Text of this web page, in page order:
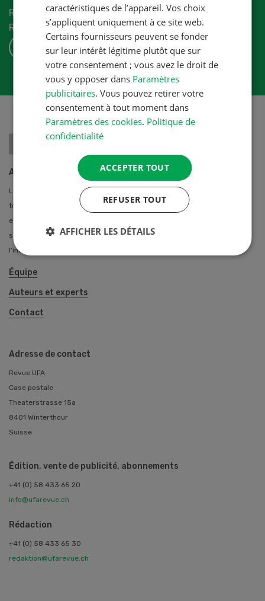
Recevez les dernières nouvelles du monde de la
Revue-UFA.
S'ABONNER
A propos de nous
La Revue UFA propose des solutions professionnelles individuelles à
toutes les agricultrices et agriculteurs de Suisse. Notre équipe
entretien des contacts privilégiés avec de nombreux auteurs
spécialisés des stations de recherche, des hautes écoles et de
l’industrie.
Équipe
Auteurs et experts
Contact
Adresse de contact
Revue UFA
Case postale
Theaterstrasse 15a
8401 Winterthour
Suisse
Édition, vente de publicité, abonnements
+41 (0) 58 433 65 20
info@ufarevue.ch
Rédaction
+41 (0) 58 433 65 30
redaktion@ufarevue.ch
caractéristiques de l’appareil. Vos choix
s’appliquent uniquement à ce site web.
Certains fournisseurs peuvent se fonder
sur leur intérêt légitime plutôt que sur
votre consentement ; vous avez le droit de
vous y opposer dans Paramètres
publicitaires. Vous pouvez retirer votre
consentement à tout moment dans
Paramètres des cookies. Politique de
confidentialité
ACCEPTER TOUT
REFUSER TOUT
AFFICHER LES DÉTAILS